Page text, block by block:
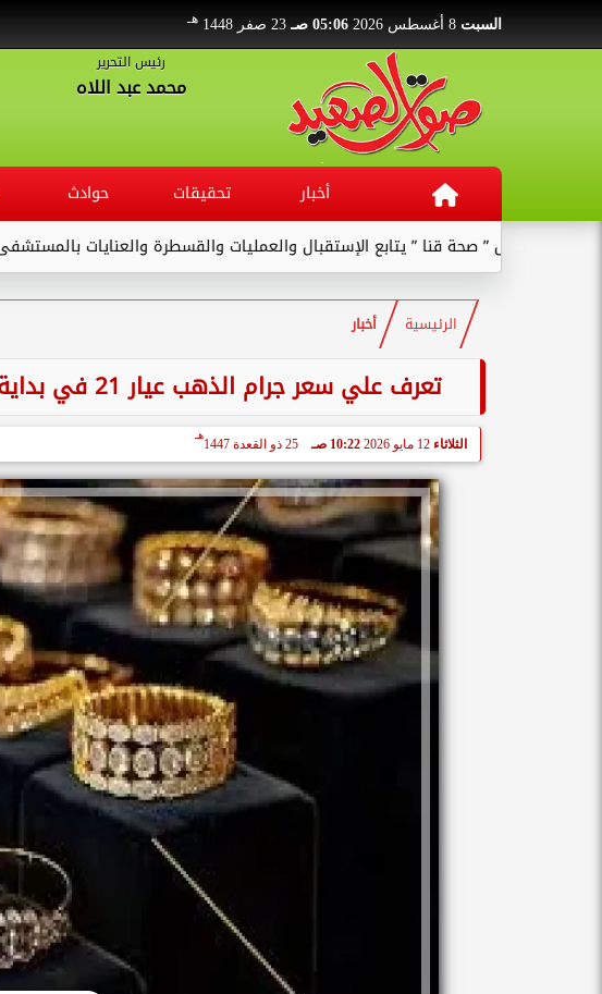
السبت 05:06 صـ 23 صفر 1448 هـ
رئيس التحرير
محمد عبد اللاه
أخبار تحقيقات حوادث
وكيل ” صحة قنا ” يتابع الإستقبال والعمليات والقسطرة والعنايات بالمستشفى ...
الرئيسية أخبار
تعرف علي سعر جرام الذهب عيار 21 في بداية تعاملات اليوم الثلاثاء 12 مايو 2026
الثلاثاء 12 مايو 2026 10:22 صـ 25 ذو القعدة 1447
هـ